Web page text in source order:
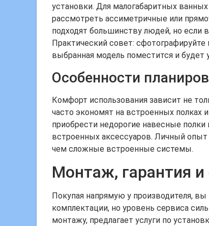
установки. Для малогабаритных
рассмотреть ассиметричные или
подходят большинству людей, но если
Практический совет:
выбранная модель поместится и будет
Особенности
Комфорт использования зависит не
часто экономят на встроенных полках
приобрести недорогие навесные
встроенных аксессуаров. Личный
чем сложные встроенные системы.
Монтаж, гарантия
Покупая напрямую у производителя,
комплектации, но уровень сервиса
монтажу, предлагает услуги по